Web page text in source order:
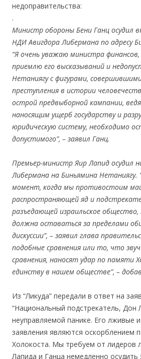
недоправительства:
.
Министр обороны Бени Ганц осудил
НДИ Авигдора Либермана по адресу
“Я очень уважаю министра финансов,
приемлю его высказываний и
Нетаниягу с фигурами,
преступления в истории
острой предвыборной кампании,
наносящим ущерб государству и
юридическую систему, необходимо
допустимого”, – заявил Ганц.
Премьер-министр Яир Лапид осудил
Либермана на Биньямина
момент, когда мы противостоим
распространяющей яд и
разъедающей израильское
должна оставаться за пределами
дискуссии”, – заявил глава
подобные сравнения или то, что
сравнения, наносят удар по памяти
единству в нашем обществе”, –
Из “Ликуда” передали в ответ на
“Национальный подстрекатель, Дон
неуправляемой панике. Его лживые
заявления являются оскорблением
Холокоста. Мы требуем от лидеров
Лапида и Ганца немедленно